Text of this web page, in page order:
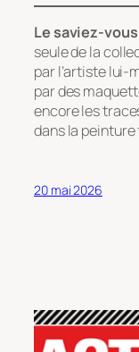
Le saviez-vous
seule de la
par l’artiste lui-
par des
encore les
dans la
20 mai 2026